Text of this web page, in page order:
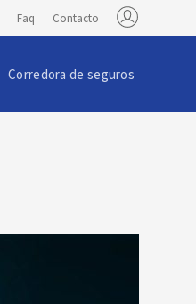
Faq Contacto
Corredora de seguros